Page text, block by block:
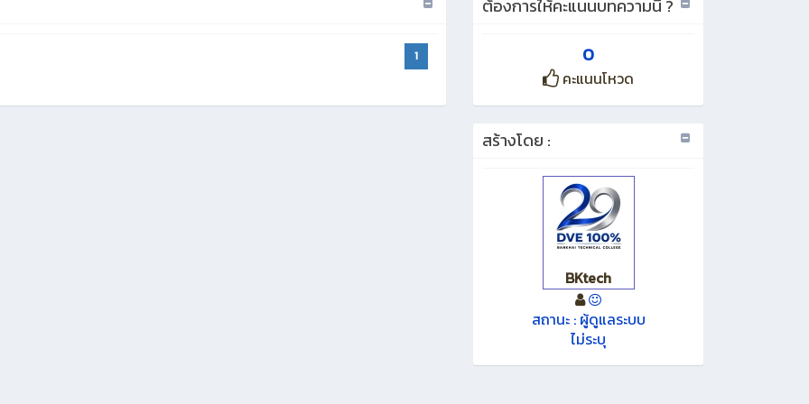
1
ต้องการให้คะแนนบทความนี้่ ?
0
คะแนนโหวด
สร้างโดย :
BKtech
สถานะ : ผู้ดูแลระบบ
ไม่ระบุ